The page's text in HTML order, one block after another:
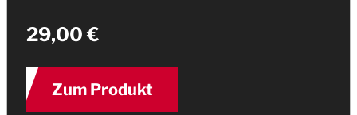
29,00 €
Zum Produkt